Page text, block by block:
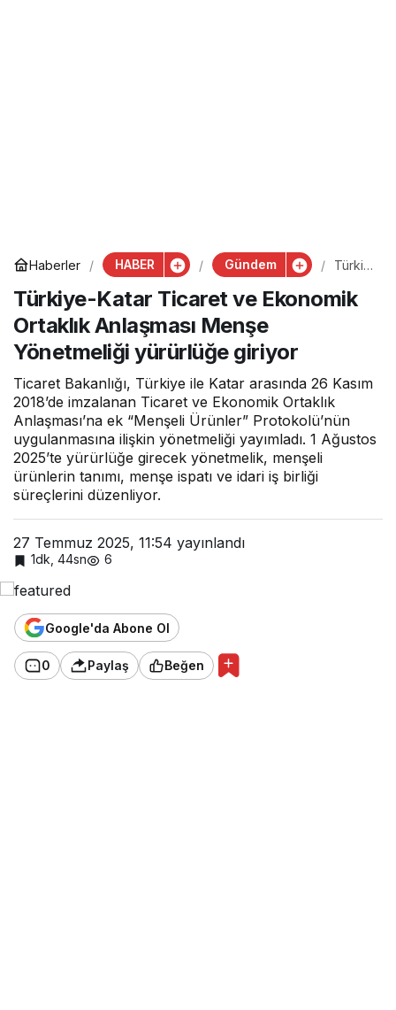
Haberler HABER Gündem
Türkiy
Katar
Ticare
k
Anlaş
ması
Menşe
Yönet
Türkiye-Katar Ticaret ve Ekonomik
Ortaklık Anlaşması Menşe
Yönetmeliği yürürlüğe giriyor
Ticaret Bakanlığı, Türkiye ile Katar arasında 26 Kasım
2018’de imzalanan Ticaret ve Ekonomik Ortaklık
Anlaşması’na ek “Menşeli Ürünler” Protokolü’nün
uygulanmasına ilişkin yönetmeliği yayımladı. 1 Ağustos
2025’te yürürlüğe girecek yönetmelik, menşeli
ürünlerin tanımı, menşe ispatı ve idari iş birliği
süreçlerini düzenliyor.
27 Temmuz 2025, 11:54 yayınlandı
1dk, 44sn 6
Google'da Abone Ol
0 Paylaş Beğen